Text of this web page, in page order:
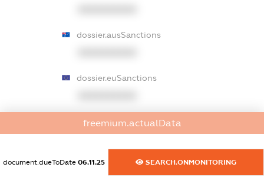
dossier.ausSanctions
dossier.euSanctions
dossier.japanSanctions
dossier.canadaSanctions
freemium.actualData
document.dueToDate 06.11.25 SEARCH.ONMONITORING